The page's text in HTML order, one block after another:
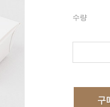
수량